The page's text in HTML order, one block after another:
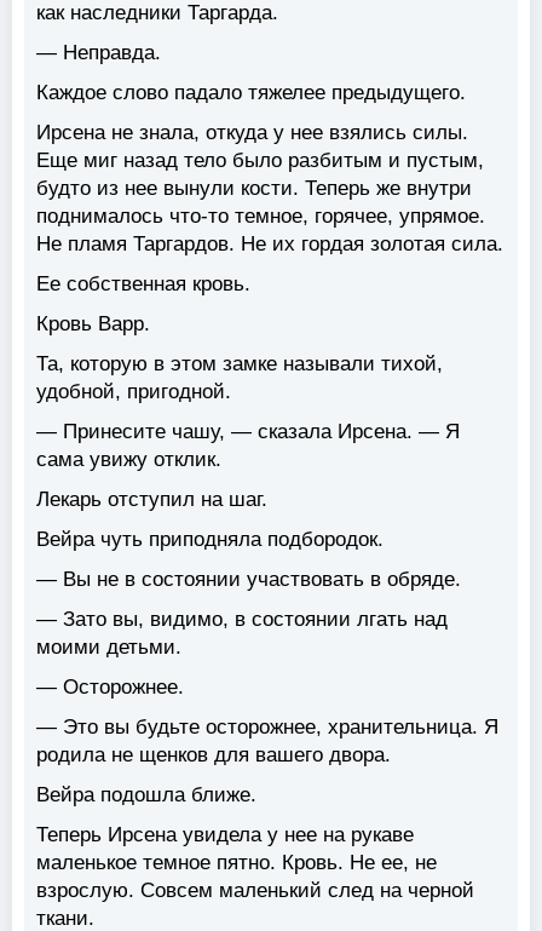
как наследники Таргарда.
— Неправда.
Каждое слово падало тяжелее предыдущего.
Ирсена не знала, откуда у нее взялись силы.
Еще миг назад тело было разбитым и пустым,
будто из нее вынули кости. Теперь же внутри
поднималось что-то темное, горячее, упрямое.
Не пламя Таргардов. Не их гордая золотая сила.
Ее собственная кровь.
Кровь Варр.
Та, которую в этом замке называли тихой,
удобной, пригодной.
— Принесите чашу, — сказала Ирсена. — Я
сама увижу отклик.
Лекарь отступил на шаг.
Вейра чуть приподняла подбородок.
— Вы не в состоянии участвовать в обряде.
— Зато вы, видимо, в состоянии лгать над
моими детьми.
— Осторожнее.
— Это вы будьте осторожнее, хранительница. Я
родила не щенков для вашего двора.
Вейра подошла ближе.
Теперь Ирсена увидела у нее на рукаве
маленькое темное пятно. Кровь. Не ее, не
взрослую. Совсем маленький след на черной
ткани.